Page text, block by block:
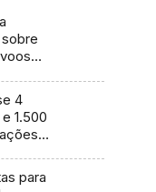
4
1.500
para